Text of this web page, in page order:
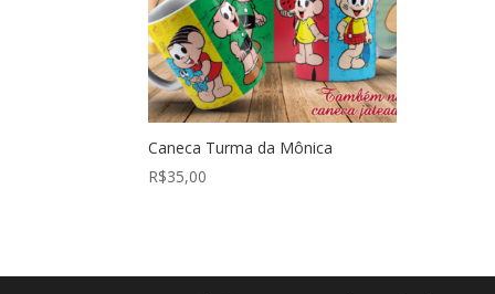
Caneca Turma da Mônica
R$35,00